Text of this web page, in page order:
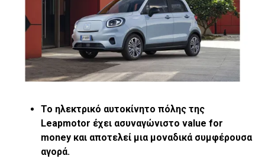
Mercedes-Benz A 250 e, designo mountaingrau magno,
Leder schwarz/flamencorot;Kraftstoffverbrauch gewichtet
1,5-1,4 l/100 km, CO2-Emissionen gewichtet 34-33 g/km,
Stromverbrauch gewichtet 15,0-14,8 kWh/100 km*
Leather black/flamenco red;Weighted fuel consumption
1.5-1.4 l/100 km, weighted CO2 emissions 34-33 g/km,
weighted power consumption 15.0-14.8 kWh/100 km*
Ως γνωστόν, ο ηλεκτροκινητήρας αποδίδει τη μέγιστη
Το ηλεκτρικό αυτοκίνητο πόλης της
Leapmotor έχει ασυναγώνιστο value for
money και αποτελεί μια μοναδικά συμφέρουσα
αγορά.